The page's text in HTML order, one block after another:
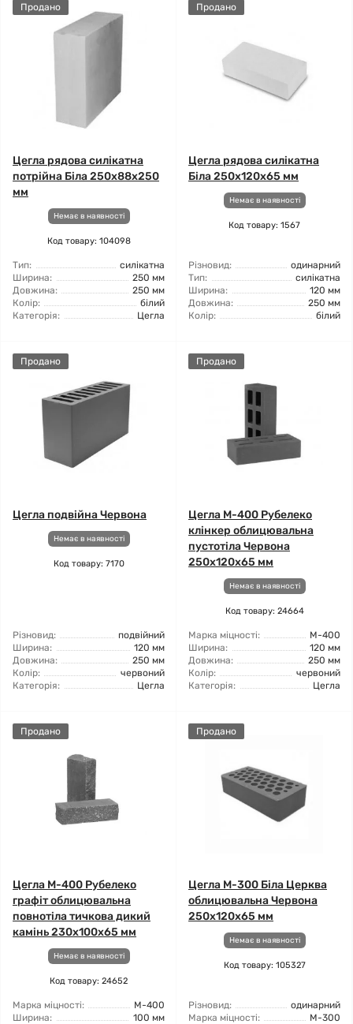
Продано
Цегла рядова силікатна
потрійна Біла 250х88х250
мм
Немає в наявності
Код товару: 104098
Тип:
силікатна
Ширина:
250 мм
Довжина:
250 мм
Колір:
білий
Категорія:
Цегла
Продано
Цегла рядова силікатна
Біла 250х120х65 мм
Немає в наявності
Код товару: 1567
Різновид:
одинарний
Тип:
силікатна
Ширина:
120 мм
Довжина:
250 мм
Колір:
білий
Продано
Цегла подвійна Червона
Немає в наявності
Код товару: 7170
Різновид:
подвійний
Ширина:
120 мм
Довжина:
250 мм
Колір:
червоний
Категорія:
Цегла
Продано
Цегла М-400 Рубелеко
клінкер облицювальна
пустотіла Червона
250x120x65 мм
Немає в наявності
Код товару: 24664
Марка міцності:
М-400
Ширина:
120 мм
Довжина:
250 мм
Колір:
червоний
Категорія:
Цегла
Продано
Цегла М-400 Рубелеко
графіт облицювальна
повнотіла тичкова дикий
камінь 230x100x65 мм
Немає в наявності
Код товару: 24652
Марка міцності:
М-400
Ширина:
100 мм
Продано
Цегла М-300 Біла Церква
облицювальна Червона
250х120х65 мм
Немає в наявності
Код товару: 105327
Різновид:
одинарний
Марка міцності:
М-300